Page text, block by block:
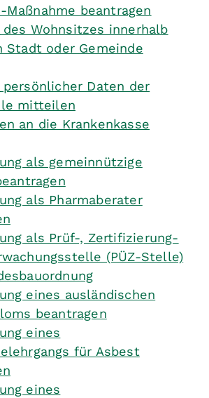
Maßnahme beantragen
des Wohnsitzes innerhalb
Stadt oder Gemeinde
persönlicher Daten der
mitteilen
an die Krankenkasse
als gemeinnützige
als Pharmaberater
als Prüf-, Zertifizierung-
(PÜZ-Stelle)
eines ausländischen
beantragen
eines
für Asbest
eines